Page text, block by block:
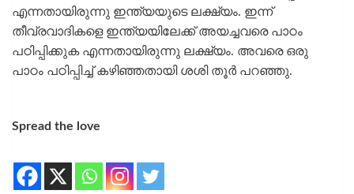
എന്നതായിരുന്നു ഇന്ത്യയുടെ ലക്ഷ്യം. ഇന്ന്
തീവ്രവാദികളെ ഇന്ത്യയിലേക്ക് അയച്ചവരെ പാഠം
പഠിപ്പിക്കുക എന്നതായിരുന്നു ലക്ഷ്യം. അവരെ ഒരു
പാഠം പഠിപ്പിച്ച് കഴിഞ്ഞതായി ശശി തൂർ പറഞ്ഞു.
Spread the love